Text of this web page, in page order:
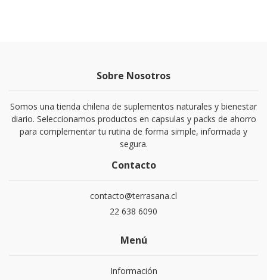
Sobre Nosotros
Somos una tienda chilena de suplementos naturales y bienestar
diario. Seleccionamos productos en capsulas y packs de ahorro
para complementar tu rutina de forma simple, informada y
segura.
Contacto
contacto@terrasana.cl
22 638 6090
Menú
Información